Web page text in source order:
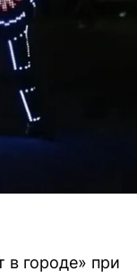
в городе» при